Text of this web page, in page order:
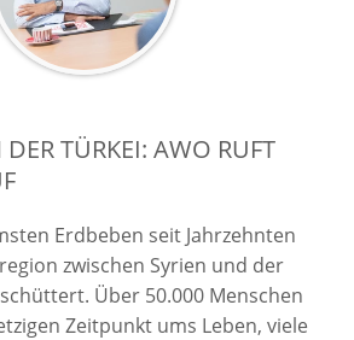
TÜRKEI: AWO RUFT
Erdbeben seit Jahrzehnten
zwischen Syrien und der
Über 50.000 Menschen
Zeitpunkt ums Leben, viele